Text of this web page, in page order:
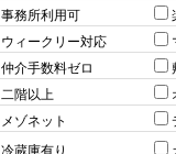
事務所利用可
ウィークリー対応
仲介手数料ゼロ
二階以上
メゾネット
冷蔵庫有り